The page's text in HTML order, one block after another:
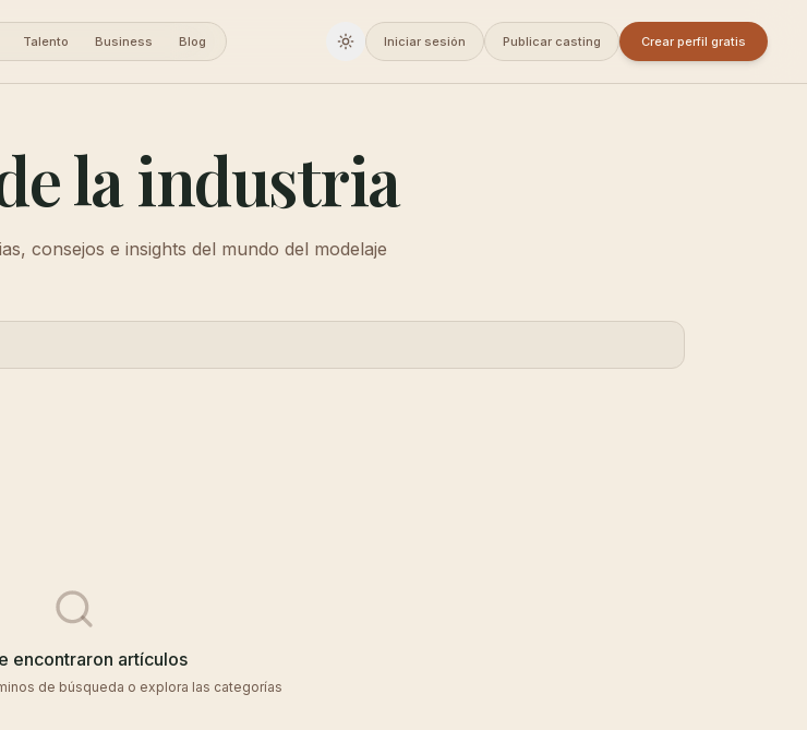
Talento Business Blog Cambiar a oscuro
Iniciar sesión Publicar casting Crear perfil gratis
la industria
consejos e insights del mundo del modelaje
encontraron artículos
de búsqueda o explora las categorías